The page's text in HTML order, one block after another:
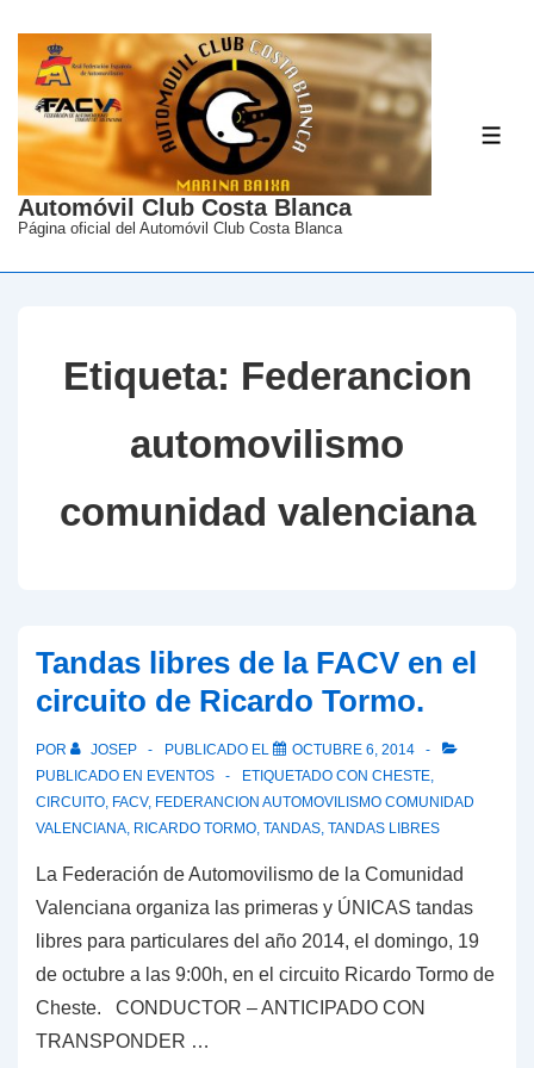
Saltar
contenido
principal
Automóvil Club Costa Blanca
Página oficial del Automóvil Club Costa Blanca
Etiqueta: Federancion
automovilismo
comunidad valenciana
Tandas libres de la FACV en el
circuito de Ricardo Tormo.
POR JOSEP PUBLICADO EL
OCTUBRE 6, 2014
PUBLICADO EN EVENTOS ETIQUETADO CON CHESTE
CIRCUITO FACV, FEDERANCION AUTOMOVILISMO COMUNIDAD
VALENCIANA RICARDO TORMO TANDAS TANDAS LIBRES
La Federación de Automovilismo de la Comunidad
Valenciana organiza las primeras y ÚNICAS tandas
libres para particulares del año 2014, el domingo, 19
de octubre a las 9:00h, en el circuito Ricardo Tormo de
Cheste. CONDUCTOR – ANTICIPADO CON
TRANSPONDER …